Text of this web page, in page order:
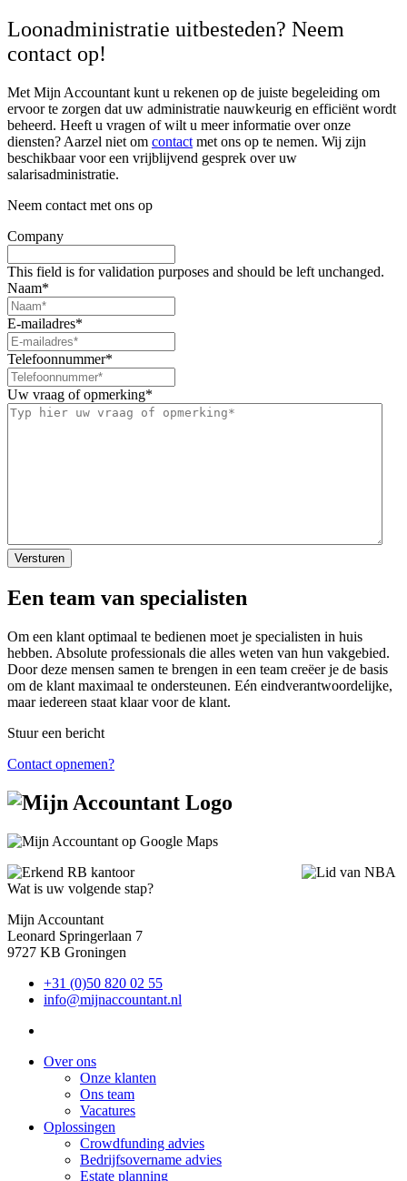
Loonadministratie uitbesteden? Neem
contact op!
Met Mijn Accountant kunt u rekenen op de juiste begeleiding om
ervoor te zorgen dat uw administratie nauwkeurig en efficiënt wordt
beheerd. Heeft u vragen of wilt u meer informatie over onze
diensten? Aarzel niet om contact met ons op te nemen. Wij zijn
beschikbaar voor een vrijblijvend gesprek over uw
salarisadministratie.
Neem contact met ons op
Company
This field is for validation purposes and should be left unchanged.
Naam*
E-mailadres*
Telefoonnummer*
Uw vraag of opmerking*
Een team van specialisten
Om een klant optimaal te bedienen moet je specialisten in huis
hebben. Absolute professionals die alles weten van hun vakgebied.
Door deze mensen samen te brengen in een team creëer je de basis
om de klant maximaal te ondersteunen. Eén eindverantwoordelijke,
maar iedereen staat klaar voor de klant.
Stuur een bericht
Contact opnemen?
Wat is uw volgende stap?
Mijn Accountant
Leonard Springerlaan 7
9727 KB Groningen
+31 (0)50 820 02 55
info@mijnaccountant.nl
Over ons
Onze klanten
Ons team
Vacatures
Oplossingen
Crowdfunding advies
Bedrijfsovername advies
Estate planning